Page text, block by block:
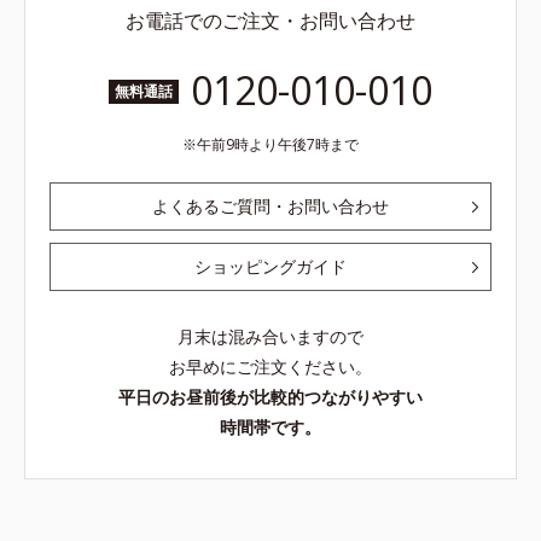
お電話でのご注文・お問い合わせ
無料通話 0120-010-010
午前9時より午後7時まで
よくあるご質問・お問い合わせ
ショッピングガイド
月末は混み合いますので
お早めにご注文ください。
平日のお昼前後が比較的つながりやすい
時間帯です。